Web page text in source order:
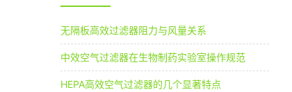
无隔板高效过滤器阻力与风量关系
中效空气过滤器在生物制药实验室操作规范
HEPA高效空气过滤器的几个显著特点